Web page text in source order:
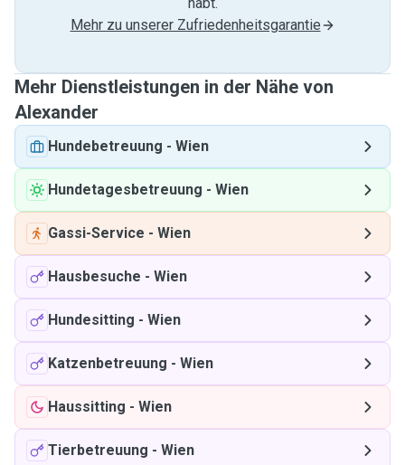
Mehr zu unserer Zufriedenheitsgarantie
Mehr Dienstleistungen in der Nähe von
Alexander
Hundebetreuung - Wien
Hundetagesbetreuung - Wien
Gassi-Service - Wien
Hausbesuche - Wien
Hundesitting - Wien
Katzenbetreuung - Wien
Haussitting - Wien
Tierbetreuung - Wien